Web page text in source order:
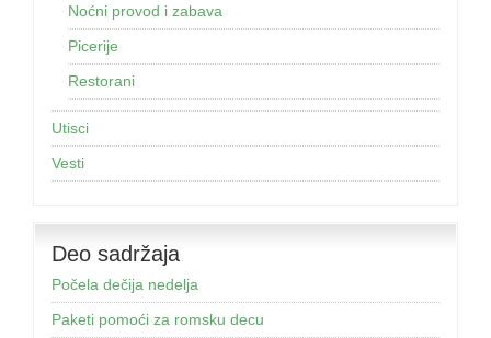
Noćni provod i zabava
Picerije
Restorani
Utisci
Vesti
Deo sadržaja
Počela dečija nedelja
Paketi pomoći za romsku decu